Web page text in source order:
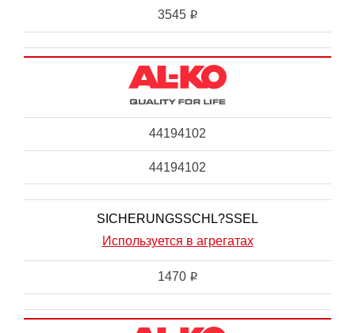
3545 i
44194102
44194102
SICHERUNGSSCHL?SSEL
Используется в агрегатах
1470 i